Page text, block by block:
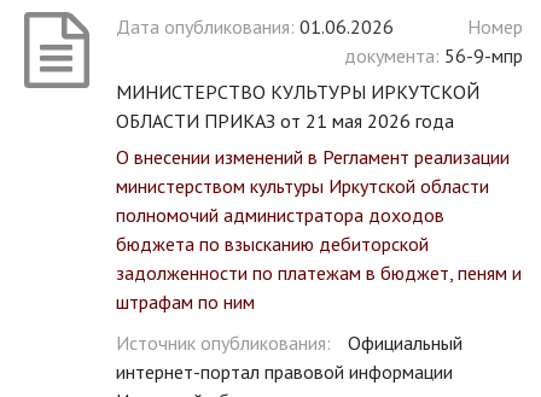
Дата опубликования: 01.06.2026
Номер
документа: 56-9-мпр
МИНИСТЕРСТВО КУЛЬТУРЫ ИРКУТСКОЙ
ОБЛАСТИ ПРИКАЗ от 21 мая 2026 года
О внесении изменений в Регламент реализации
министерством культуры Иркутской области
полномочий администратора доходов
бюджета по взысканию дебиторской
задолженности по платежам в бюджет, пеням и
штрафам по ним
Источник опубликования:
Официальный
интернет-портал правовой информации